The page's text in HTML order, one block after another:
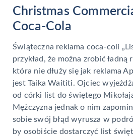
Christmas
Coca-Cola
Świąteczna reklama coca-coli
przykład, że można zrobić ładną
która nie dłuży się jak reklama
jest Taika Waititi. Ojciec
od córki list do świętego
Mężczyzna jednak o nim
sobie swój błąd wyrusza w
by osobiście dostarczyć list